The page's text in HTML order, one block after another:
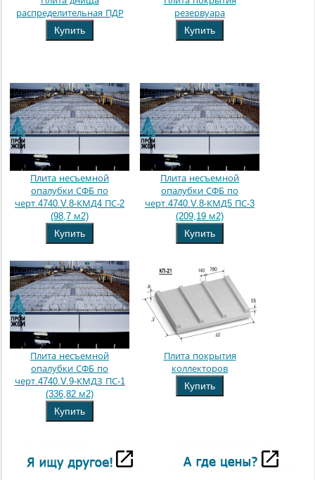
распределительная ПДР
Купить
резервуара
Купить
Плита несъемной
опалубки СФБ по
черт.4740.V.8-КМД4 ПС-2
(98,7 м2)
Купить
Плита несъемной
опалубки СФБ по
черт.4740.V.8-КМД5 ПС-3
(209,19 м2)
Купить
Плита несъемной
опалубки СФБ по
черт.4740.V.9-КМДЗ ПС-1
(336,82 м2)
Купить
Плита покрытия
коллекторов
Купить